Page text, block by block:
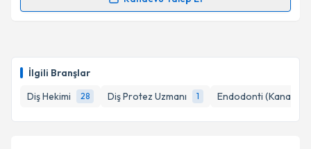
İlgili Branşlar
Diş Hekimi
28 Diş Protez Uzmanı 1 Endodonti (Kanal
Randevu Takvimi Talebi
takvim hazırlandığında e-posta ile bilgilendireceğiz.
E-posta Adresiniz